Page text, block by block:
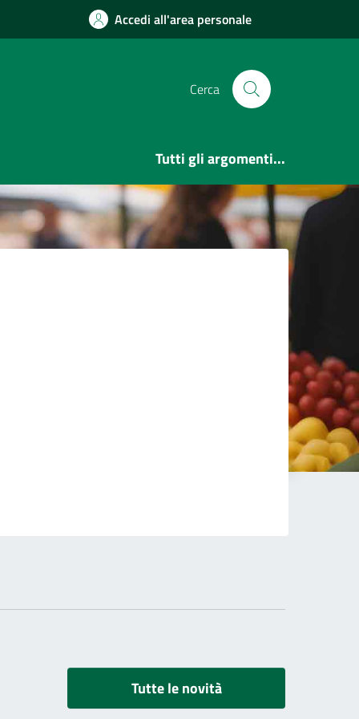
Accedi all'area personale
Cerca
Tutti gli argomenti...
Tutte le novità